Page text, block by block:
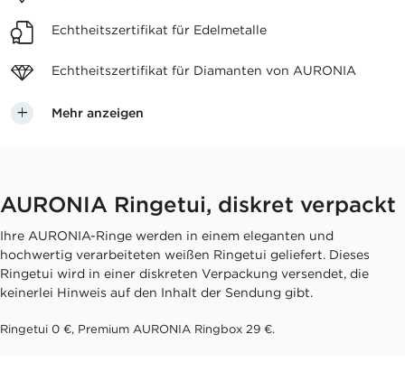
Echtheitszertifikat für Edelmetalle
Echtheitszertifikat für Diamanten von AURONIA
Mehr anzeigen
AURONIA Ringetui, diskret verpackt
Ihre AURONIA-Ringe werden in einem eleganten und
hochwertig verarbeiteten weißen Ringetui geliefert. Dieses
Ringetui wird in einer diskreten Verpackung versendet, die
keinerlei Hinweis auf den Inhalt der Sendung gibt.
Ringetui 0 €, Premium AURONIA Ringbox 29 €.